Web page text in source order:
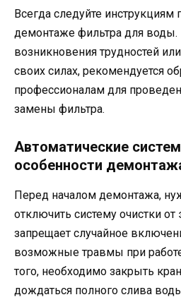
Всегда следуйте инструкциям
демонтаже фильтра для воды.
возникновения трудностей
своих силах, рекомендуется
профессионалам для
замены фильтра.
Автоматические
особенности
Перед началом демонтажа,
отключить систему очистки от
запрещает случайное
возможные травмы при
того, необходимо закрыть
дождаться полного слива